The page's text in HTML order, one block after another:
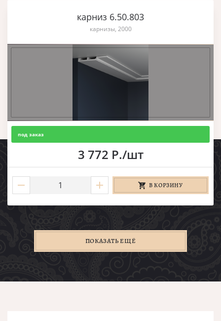
карниз 6.50.803
карнизы, 2000
под заказ
3 772 Р./шт
В КОРЗИНУ
ПОКАЗАТЬ ЕЩЁ